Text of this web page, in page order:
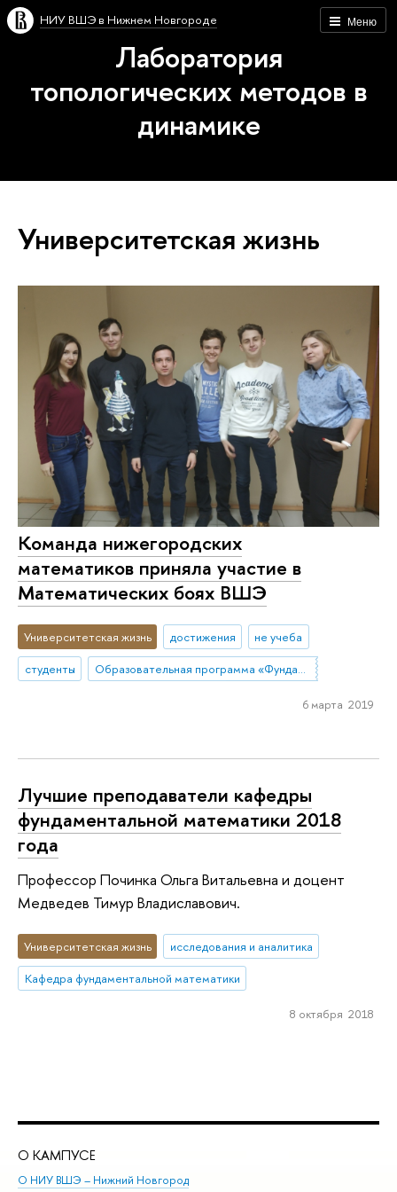
Меню
НИУ ВШЭ в Нижнем Новгороде
Лаборатория
топологических методов в
динамике
Университетская жизнь
Команда нижегородских
математиков приняла участие в
Математических боях ВШЭ
Университетская жизнь достижения
не учеба
студенты
Образовательная программа «Фундаментальная и прикладная математика»
6 марта 2019
Лучшие преподаватели кафедры
фундаментальной математики 2018
года
Профессор Починка Ольга Витальевна и доцент
Медведев Тимур Владиславович.
Университетская жизнь
исследования и аналитика
Кафедра фундаментальной математики
8 октября 2018
О КАМПУСЕ
О НИУ ВШЭ – Нижний Новгород